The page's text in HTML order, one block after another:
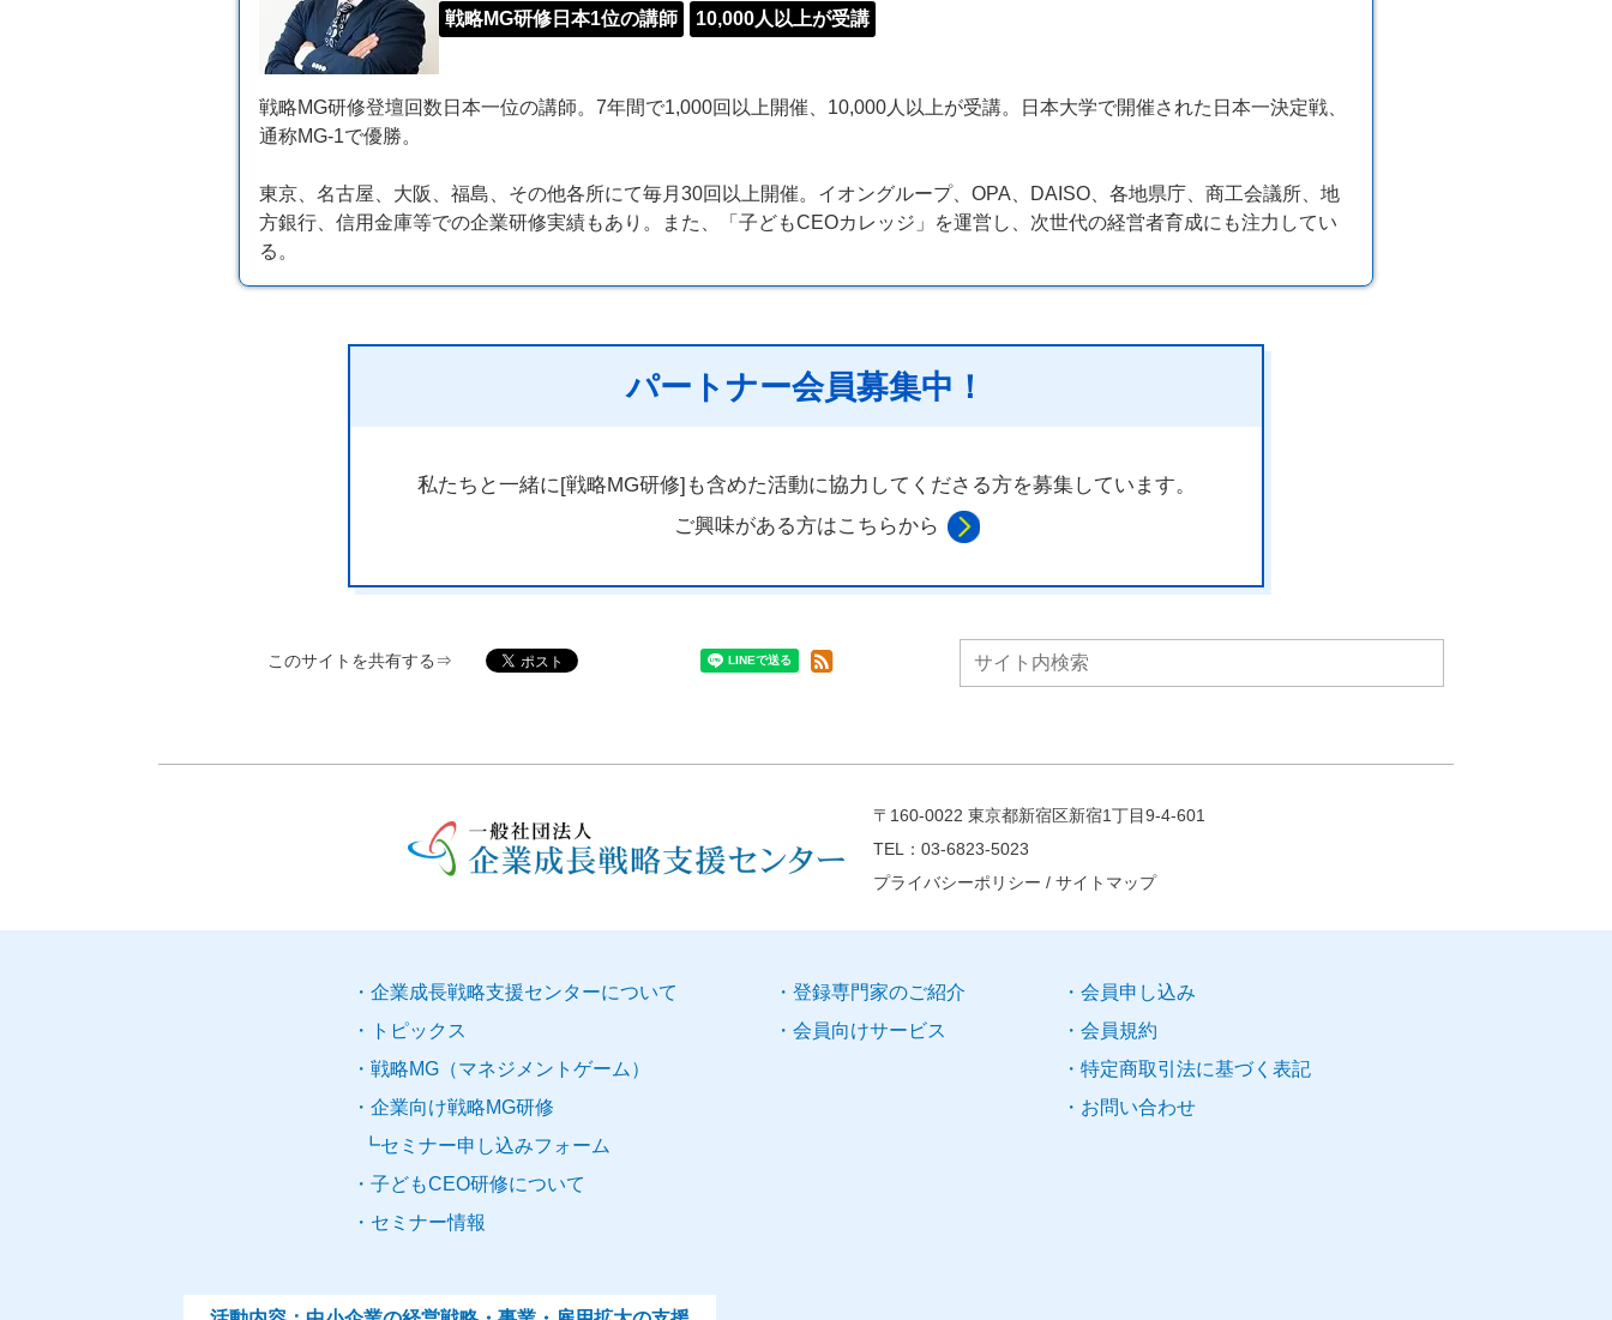
戦略MG研修日本1位の講師 10,000人以上が受講
戦略MG研修登壇回数日本一位の講師。7年間で1,000回以上開催、10,000人以上が受講。日本大学で開催された日本一決定戦、
通称MG-1で優勝。
東京、名古屋、大阪、福島、その他各所にて毎月30回以上開催。イオングループ、OPA、DAISO、各地県庁、商工会議所、地
方銀行、信用金庫等での企業研修実績もあり。また、「子どもCEOカレッジ」を運営し、次世代の経営者育成にも注力してい
る。
パートナー会員募集中！
私たちと一緒に[戦略MG研修]も含めた活動に協力してくださる方を募集しています。
ご興味がある方はこちらから
このサイトを共有する
〒160-0022 東京都新宿区新宿1丁目9-4-601
TEL： 03-6823-5023
プライバシーポリシー / サイトマップ
企業成長戦略支援センターについて
トピックス
戦略MG （マネジメントゲーム ）
企業向け戦略MG研修
セミナー申し込みフォーム
子どもCEO研修について
セミナー情報
登録専門家のご紹介
会員向けサービス
会員申し込み
会員規約
特定商取引法に基づく表記
お問い合わせ